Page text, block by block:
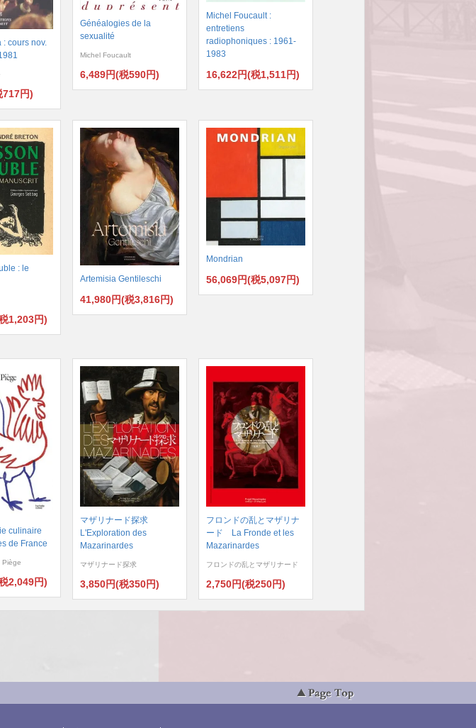
: cours nov.
717円)
Généalogies de la
sexualité
Michel Foucault
6,489円(税590円)
Michel Foucault :
entretiens
radiophoniques : 1961-
1983
16,622円(税1,511円)
: le
1,203円)
Artemisia Gentileschi
41,980円(税3,816円)
Mondrian
56,069円(税5,097円)
culinaire
de France
Piège
2,049円)
マザリナード探求
L'Exploration des
Mazarinardes
マザリナード探求
3,850円(税350円)
フロンドの乱とマザリナ
ード La Fronde et les
Mazarinardes
フロンドの乱とマザリナード
2,750円(税250円)